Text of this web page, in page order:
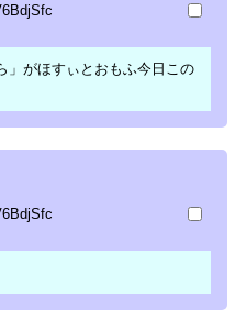
」がほすぃとおもふ今日この